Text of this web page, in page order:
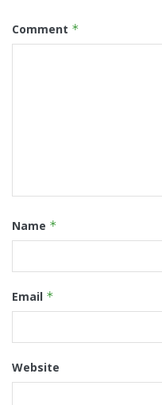
Comment *
Name *
Email *
Website